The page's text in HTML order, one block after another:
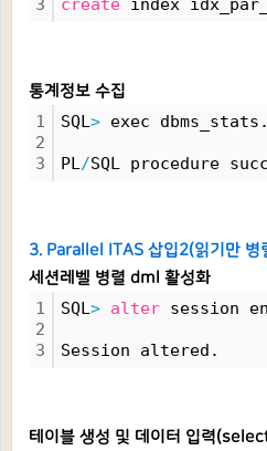
3 create index
통계정보 수집
1
2
3
SQL> exec
PL/SQL procedure
3. Parallel ITAS 삽입2(읽기만 병
세션레벨 병렬 dml 활성화
1
2
3
SQL> alter session
Session altered.
테이블 생성 및 데이터 입력